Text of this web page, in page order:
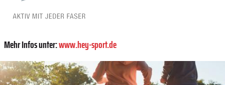
Mehr Infos unter:www.hey-sport.de